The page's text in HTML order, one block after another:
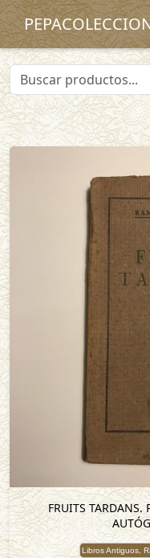
FRUITS TARDANS.
Libros Antiguos,